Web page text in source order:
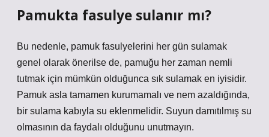
Pamukta fasulye sulanır mı?
Bu nedenle, pamuk fasulyelerini her gün sulamak
genel olarak önerilse de, pamuğu her zaman nemli
tutmak için mümkün olduğunca sık sulamak en iyisidir.
Pamuk asla tamamen kurumamalı ve nem azaldığında,
bir sulama kabıyla su eklenmelidir. Suyun damıtılmış su
olmasının da faydalı olduğunu unutmayın.